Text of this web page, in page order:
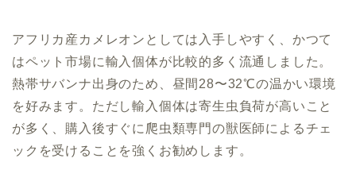
アフリカ産カメレオンとしては入手しやすく、かつて
はペット市場に輸入個体が比較的多く流通しました。
熱帯サバンナ出身のため、昼間28〜32℃の温かい環境
を好みます。ただし輸入個体は寄生虫負荷が高いこと
が多く、購入後すぐに爬虫類専門の獣医師によるチェ
ックを受けることを強くお勧めします。